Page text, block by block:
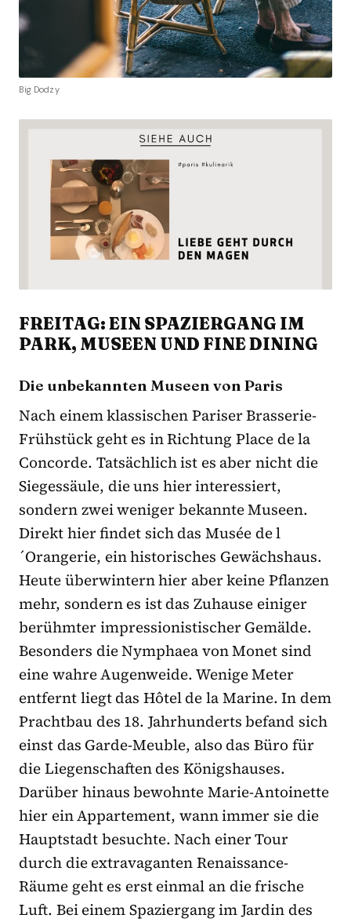
Big Dodzy
FREITAG: EIN SPAZIERGANG IM
PARK, MUSEEN UND FINE DINING
Die unbekannten Museen von Paris
Nach einem klassischen Pariser Brasserie-
Frühstück geht es in Richtung Place de la
Concorde. Tatsächlich ist es aber nicht die
Siegessäule, die uns hier interessiert,
sondern zwei weniger bekannte Museen.
Direkt hier findet sich das Musée de l
´Orangerie, ein historisches Gewächshaus.
Heute überwintern hier aber keine Pflanzen
mehr, sondern es ist das Zuhause einiger
berühmter impressionistischer Gemälde.
Besonders die Nymphaea von Monet sind
eine wahre Augenweide. Wenige Meter
entfernt liegt das Hôtel de la Marine. In dem
Prachtbau des 18. Jahrhunderts befand sich
einst das Garde-Meuble, also das Büro für
die Liegenschaften des Königshauses.
Darüber hinaus bewohnte Marie-Antoinette
hier ein Appartement, wann immer sie die
Hauptstadt besuchte. Nach einer Tour
durch die extravaganten Renaissance-
Räume geht es erst einmal an die frische
Luft. Bei einem Spaziergang im Jardin des